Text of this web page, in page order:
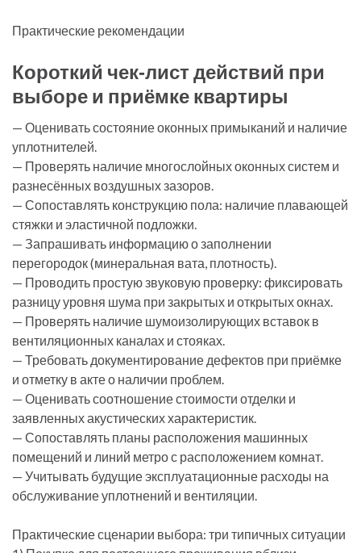
Практические рекомендации
Короткий чек‑лист действий при
выборе и приёмке квартиры
— Оценивать состояние оконных примыканий и наличие
уплотнителей.
— Проверять наличие многослойных оконных систем и
разнесённых воздушных зазоров.
— Сопоставлять конструкцию пола: наличие плавающей
стяжки и эластичной подложки.
— Запрашивать информацию о заполнении
перегородок (минеральная вата, плотность).
— Проводить простую звуковую проверку: фиксировать
разницу уровня шума при закрытых и открытых окнах.
— Проверять наличие шумоизолирующих вставок в
вентиляционных каналах и стояках.
— Требовать документирование дефектов при приёмке
и отметку в акте о наличии проблем.
— Оценивать соотношение стоимости отделки и
заявленных акустических характеристик.
— Сопоставлять планы расположения машинных
помещений и линий метро с расположением комнат.
— Учитывать будущие эксплуатационные расходы на
обслуживание уплотнений и вентиляции.
Практические сценарии выбора: три типичных ситуации